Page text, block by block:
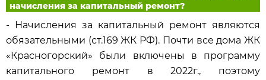
начисления за капитальный ремонт?
- Начисления за капитальный ремонт являются
обязательными (ст.169 ЖК РФ). Почти все дома ЖК
«Красногорский» были включены в программу
капитального ремонт в 2022г., поэтому